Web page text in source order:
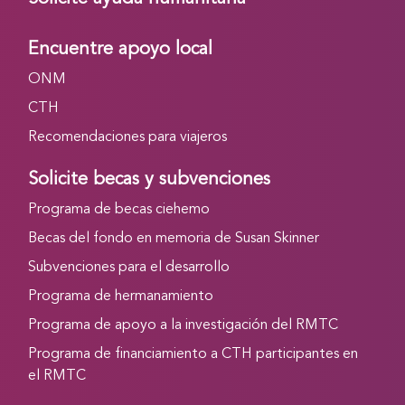
Encuentre apoyo local
ONM
CTH
Recomendaciones para viajeros
Solicite becas y subvenciones
Programa de becas ciehemo
Becas del fondo en memoria de Susan Skinner
Subvenciones para el desarrollo
Programa de hermanamiento
Programa de apoyo a la investigación del RMTC
Programa de financiamiento a CTH participantes en
el RMTC